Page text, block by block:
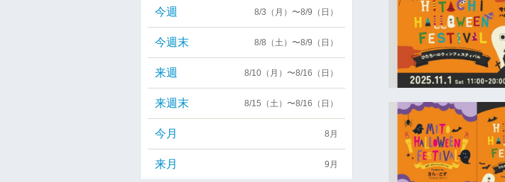
今週 8/3（月）〜8/9（日）
今週末 8/8（土）〜8/9（日）
来週 8/10（月）〜8/16（日）
来週末 8/15（土）〜8/16（日）
今月 8月
来月 9月